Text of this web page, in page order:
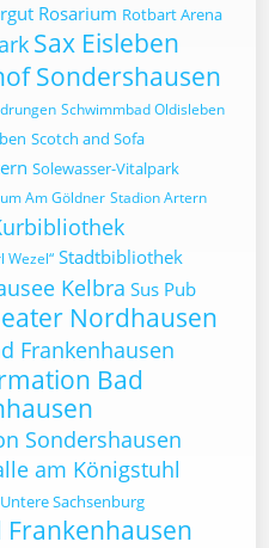
Rosarium Rotbart Arena
Sax Eisleben
Sondershausen
Schwimmbad Oldisleben
Scotch and Sofa
Solewasser-Vitalpark
Am Göldner Stadion Artern
Wezel“ Stadtbibliothek
Kelbra Sus Pub
Nordhausen
Frankenhausen
Bad
Sondershausen
am Königstuhl
Untere Sachsenburg